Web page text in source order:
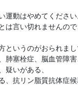
動はやめてください
言い切れませんの
いうのがおられまし
塞栓症、脳血管障
いがある、
抗リン脂質抗体症